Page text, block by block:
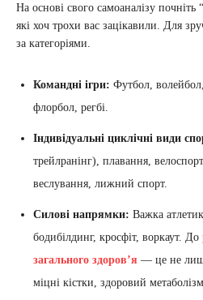
На основі свого самоаналізу почніть
які хоч трохи вас зацікавили. Для
за категоріями.
Командні ігри: Футбол,
флорбол, регбі.
Індивідуальні циклічні види
трейлранінг), плавання,
веслування, лижний спорт.
Силові напрямки: Важка
бодибілдинг, кросфіт, воркаут. До
загального здоров’я — це не
міцні кістки, здоровий